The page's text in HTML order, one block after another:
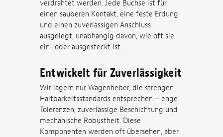
verdrahtet werden. Jede Buchse ist für
einen sauberen Kontakt, eine feste Erdung
und einen zuverlässigen Anschluss
ausgelegt, unabhängig davon, wie oft sie
ein- oder ausgesteckt ist.
Entwickelt für Zuverlässigkeit
Wir lagern nur Wagenheber, die strengen
Haltbarkeitsstandards entsprechen – enge
Toleranzen, zuverlässige Beschichtung und
mechanische Robustheit. Diese
Komponenten werden oft übersehen, aber